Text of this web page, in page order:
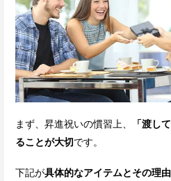
まず、昇進祝いの慣習上、
「渡し
ることが大切です。
下記が具体的なアイテムとその理由